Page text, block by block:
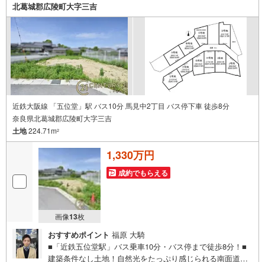
北葛城郡広陵町大字三吉
近鉄大阪線 「五位堂」駅 バス10分 馬見中2丁目 バス停下車 徒歩8分
奈良県北葛城郡広陵町大字三吉
土地224.71m2
画像13枚
1,330万円
成約でもらえる
おすすめポイント 福原 大騎
■「近鉄五位堂駅」バス乗車10分・バス停まで徒歩8分！■
建築条件なし土地！自然光をたっぷり感じられる南面道